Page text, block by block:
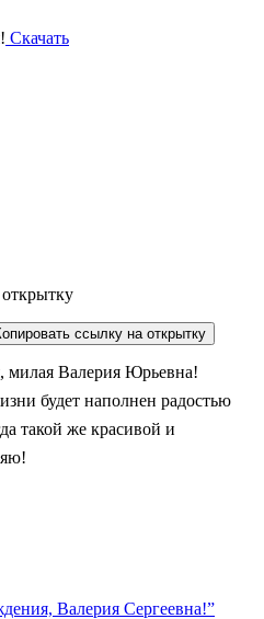
Скачать
ссылку на открытку
милая Валерия Юрьевна!
будет наполнен радостью
такой же красивой и
Валерия Сергеевна!”